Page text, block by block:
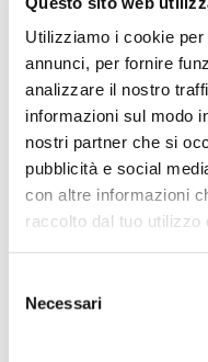
Utilizziamo i cookie
annunci, per fornire
analizzare il nostro
informazioni sul modo
nostri partner che si
pubblicità e social
con altre informazioni
raccolto dal tuo utilizzo
delNecessari
STUDIO n.2
Analisi
applicazione
Caso
alette e di